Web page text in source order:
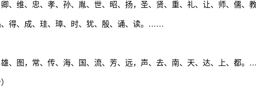
维、忠、孝、孙、胤、世、昭、扬，圣、贤、重、礼、让、师、儒、
得、成、珪、璋、时、犹、殷、诵、读。……
、图，常、传、海、国、流、芳、远，声、去、南、天、达、上、都